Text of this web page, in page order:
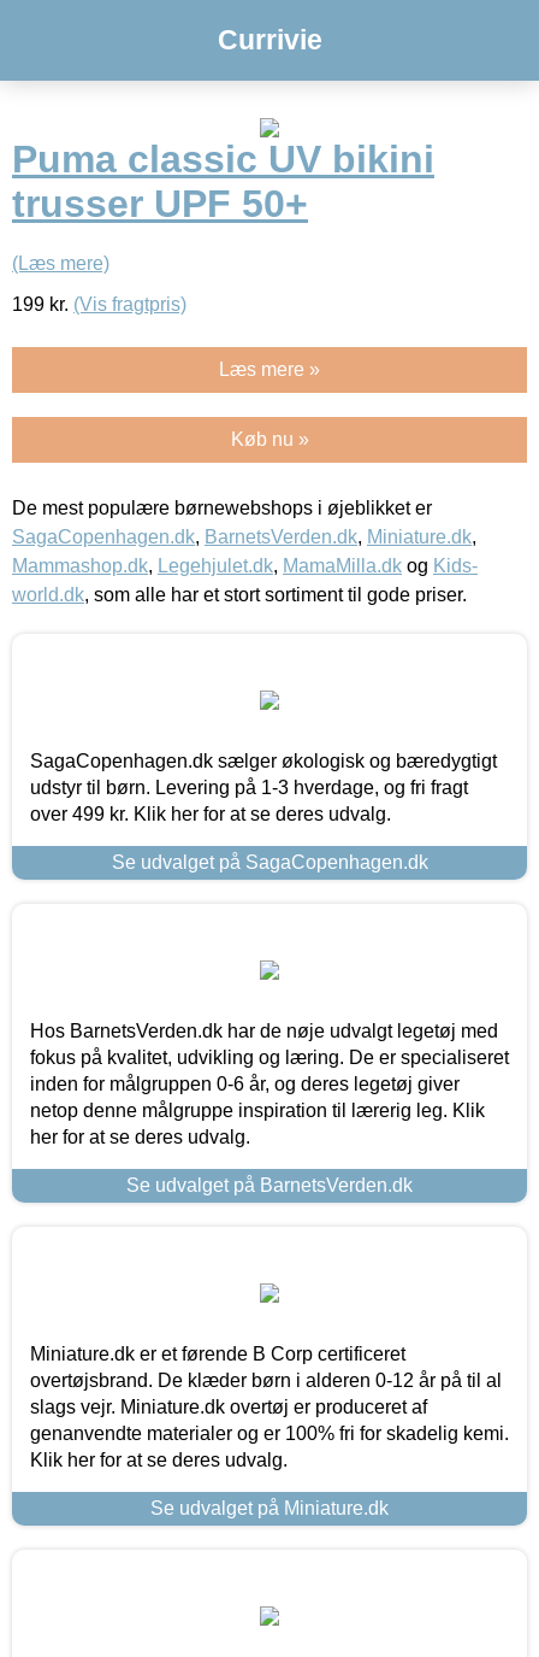
Currivie
Puma classic UV bikini
trusser UPF 50+
(Læs mere)
199 kr. (Vis fragtpris)
Læs mere »
Køb nu »
De mest populære børnewebshops i øjeblikket er
SagaCopenhagen.dk, BarnetsVerden.dk, Miniature.dk,
Mammashop.dk, Legehjulet.dk, MamaMilla.dk og Kids-
world.dk, som alle har et stort sortiment til gode priser.
SagaCopenhagen.dk sælger økologisk og bæredygtigt
udstyr til børn. Levering på 1-3 hverdage, og fri fragt
over 499 kr. Klik her for at se deres udvalg.
Se udvalget på SagaCopenhagen.dk
Hos BarnetsVerden.dk har de nøje udvalgt legetøj med
fokus på kvalitet, udvikling og læring. De er specialiseret
inden for målgruppen 0-6 år, og deres legetøj giver
netop denne målgruppe inspiration til lærerig leg. Klik
her for at se deres udvalg.
Se udvalget på BarnetsVerden.dk
Miniature.dk er et førende B Corp certificeret
overtøjsbrand. De klæder børn i alderen 0-12 år på til al
slags vejr. Miniature.dk overtøj er produceret af
genanvendte materialer og er 100% fri for skadelig kemi.
Klik her for at se deres udvalg.
Se udvalget på Miniature.dk